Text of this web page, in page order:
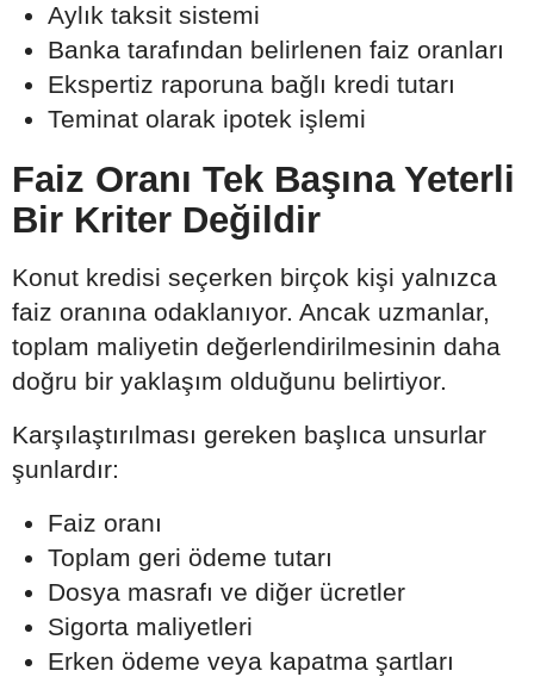
Aylık taksit sistemi
Banka tarafından belirlenen faiz oranları
Ekspertiz raporuna bağlı kredi tutarı
Teminat olarak ipotek işlemi
Faiz Oranı Tek Başına Yeterli
Bir Kriter Değildir
Konut kredisi seçerken birçok kişi yalnızca
faiz oranına odaklanıyor. Ancak uzmanlar,
toplam maliyetin değerlendirilmesinin daha
doğru bir yaklaşım olduğunu belirtiyor.
Karşılaştırılması gereken başlıca unsurlar
şunlardır:
Faiz oranı
Toplam geri ödeme tutarı
Dosya masrafı ve diğer ücretler
Sigorta maliyetleri
Erken ödeme veya kapatma şartları